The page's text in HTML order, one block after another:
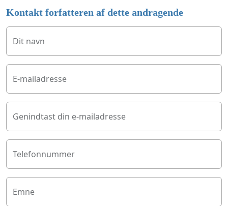
Kontakt forfatteren af dette andragende
Dit navn
E-mailadresse
Genindtast din e-mailadresse
Telefonnummer
Emne